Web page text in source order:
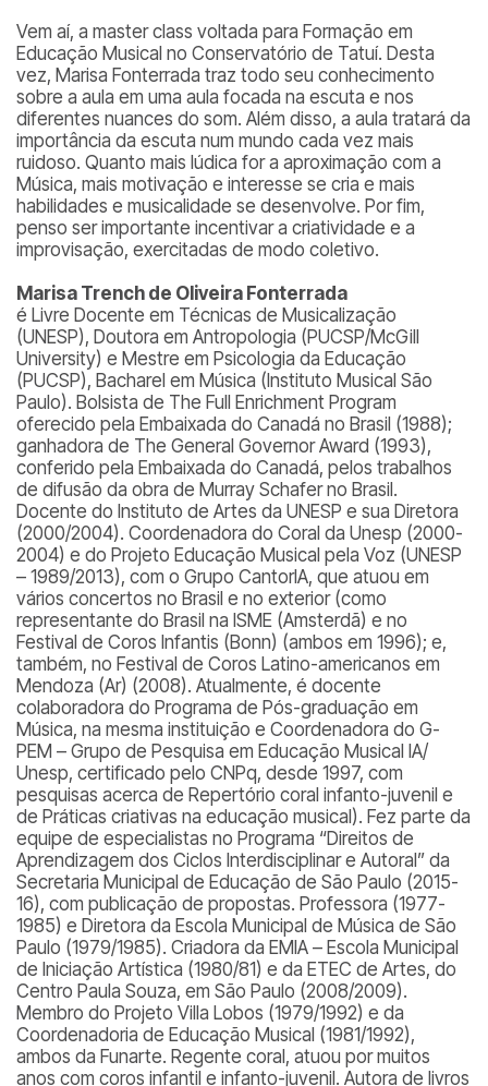
Vem aí, a master class voltada para Formação em
Educação Musical no Conservatório de Tatuí. Desta
vez, Marisa Fonterrada traz todo seu conhecimento
sobre a aula em uma aula focada na escuta e nos
diferentes nuances do som. Além disso, a aula tratará da
importância da escuta num mundo cada vez mais
ruidoso. Quanto mais lúdica for a aproximação com a
Música, mais motivação e interesse se cria e mais
habilidades e musicalidade se desenvolve. Por fim,
penso ser importante incentivar a criatividade e a
improvisação, exercitadas de modo coletivo.
Marisa Trench de Oliveira Fonterrada
é Livre Docente em Técnicas de Musicalização
(UNESP), Doutora em Antropologia (PUCSP/McGill
University) e Mestre em Psicologia da Educação
(PUCSP), Bacharel em Música (Instituto Musical São
Paulo). Bolsista de The Full Enrichment Program
oferecido pela Embaixada do Canadá no Brasil (1988);
ganhadora de The General Governor Award (1993),
conferido pela Embaixada do Canadá, pelos trabalhos
de difusão da obra de Murray Schafer no Brasil.
Docente do Instituto de Artes da UNESP e sua Diretora
(2000/2004). Coordenadora do Coral da Unesp (2000-
2004) e do Projeto Educação Musical pela Voz (UNESP
– 1989/2013), com o Grupo CantorIA, que atuou em
vários concertos no Brasil e no exterior (como
representante do Brasil na ISME (Amsterdã) e no
Festival de Coros Infantis (Bonn) (ambos em 1996); e,
também, no Festival de Coros Latino-americanos em
Mendoza (Ar) (2008). Atualmente, é docente
colaboradora do Programa de Pós-graduação em
Música, na mesma instituição e Coordenadora do G-
PEM – Grupo de Pesquisa em Educação Musical IA/
Unesp, certificado pelo CNPq, desde 1997, com
pesquisas acerca de Repertório coral infanto-juvenil e
de Práticas criativas na educação musical). Fez parte da
equipe de especialistas no Programa “Direitos de
Aprendizagem dos Ciclos Interdisciplinar e Autoral” da
Secretaria Municipal de Educação de São Paulo (2015-
16), com publicação de propostas. Professora (1977-
1985) e Diretora da Escola Municipal de Música de São
Paulo (1979/1985). Criadora da EMIA – Escola Municipal
de Iniciação Artística (1980/81) e da ETEC de Artes, do
Centro Paula Souza, em São Paulo (2008/2009).
Membro do Projeto Villa Lobos (1979/1992) e da
Coordenadoria de Educação Musical (1981/1992),
ambos da Funarte. Regente coral, atuou por muitos
anos com coros infantil e infanto-juvenil. Autora de livros